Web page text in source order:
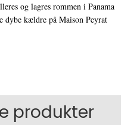
og lagres rommen i Panama
dybe kældre på Maison Peyrat
produkter